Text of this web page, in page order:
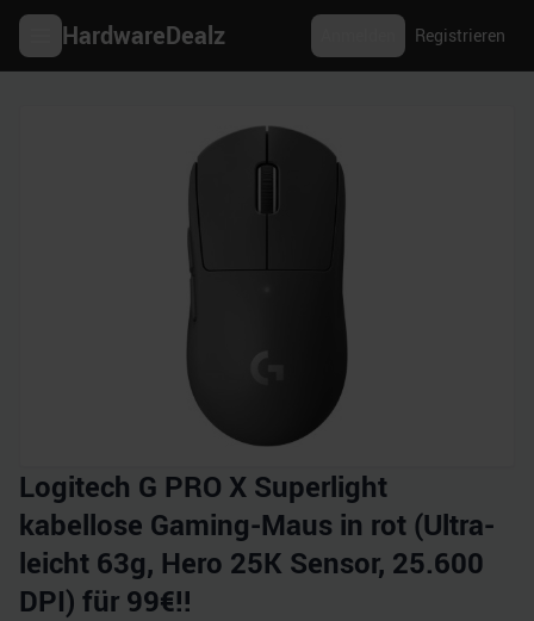
HardwareDealz Registrieren
Logitech G PRO X Superlight
kabellose Gaming-Maus in rot (Ultra-
leicht 63g, Hero 25K Sensor, 25.600
DPI) für 99€!!